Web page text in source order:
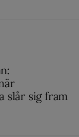
slår sig fram